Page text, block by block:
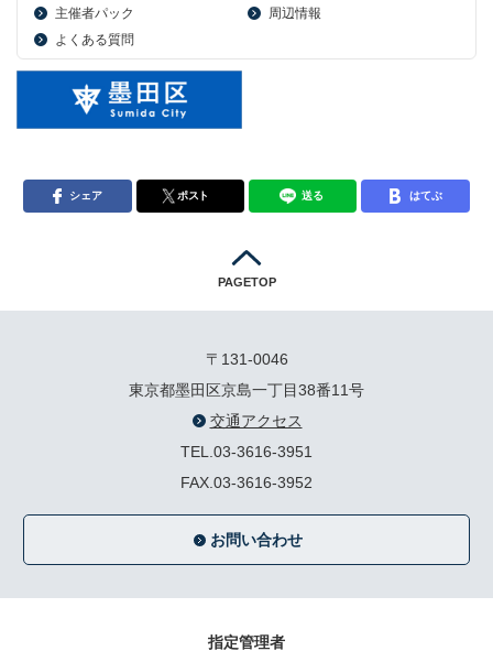
主催者パック
周辺情報
よくある質問
シェア ポスト 送る はてぶ
PAGETOP
〒131-0046
東京都墨田区京島一丁目38番11号
交通アクセス
TEL.03-3616-3951
FAX.03-3616-3952
お問い合わせ
指定管理者